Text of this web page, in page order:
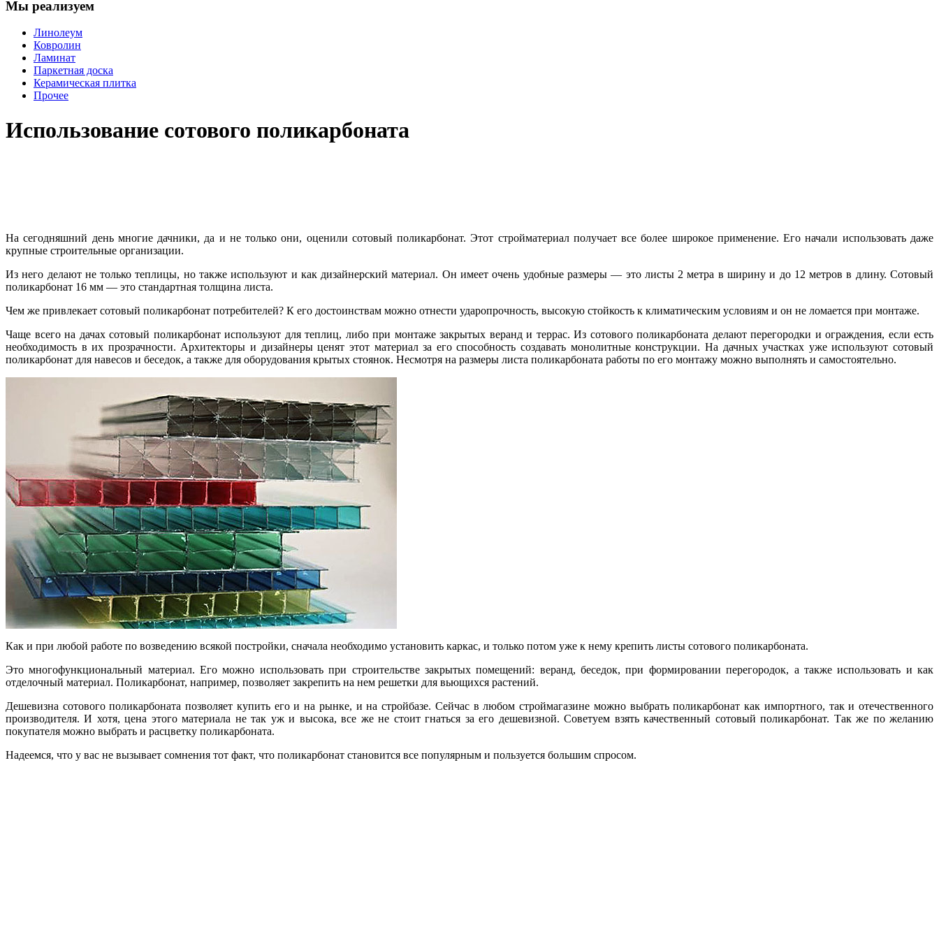
Мы реализуем
Линолеум
Ковролин
Ламинат
Паркетная доска
Керамическая плитка
Прочее
Использование сотового поликарбоната
На сегодняшний день многие дачники, да и не только они, оценили сотовый поликарбонат. Этот стройматериал получает все более широкое применение. Его начали использовать даже
крупные строительные организации.
Из него делают не только теплицы, но также используют и как дизайнерский материал. Он имеет очень удобные размеры — это листы 2 метра в ширину и до 12 метров в длину. Cотовый
поликарбонат 16 мм — это стандартная толщина листа.
Чем же привлекает сотовый поликарбонат потребителей? К его достоинствам можно отнести ударопрочность, высокую стойкость к климатическим условиям и он не ломается при монтаже.
Чаще всего на дачах сотовый поликарбонат используют для теплиц, либо при монтаже закрытых веранд и террас. Из сотового поликарбоната делают перегородки и ограждения, если есть
необходимость в их прозрачности. Архитекторы и дизайнеры ценят этот материал за его способность создавать монолитные конструкции. На дачных участках уже используют сотовый
поликарбонат для навесов и беседок, а также для оборудования крытых стоянок. Несмотря на размеры листа поликарбоната работы по его монтажу можно выполнять и самостоятельно.
Как и при любой работе по возведению всякой постройки, сначала необходимо установить каркас, и только потом уже к нему крепить листы сотового поликарбоната.
Это многофункциональный материал. Его можно использовать при строительстве закрытых помещений: веранд, беседок, при формировании перегородок, а также использовать и как
отделочный материал. Поликарбонат, например, позволяет закрепить на нем решетки для вьющихся растений.
Дешевизна сотового поликарбоната позволяет купить его и на рынке, и на стройбазе. Сейчас в любом строймагазине можно выбрать поликарбонат как импортного, так и отечественного
производителя. И хотя, цена этого материала не так уж и высока, все же не стоит гнаться за его дешевизной. Советуем взять качественный сотовый поликарбонат. Так же по желанию
покупателя можно выбрать и расцветку поликарбоната.
Надеемся, что у вас не вызывает сомнения тот факт, что поликарбонат становится все популярным и пользуется большим спросом.